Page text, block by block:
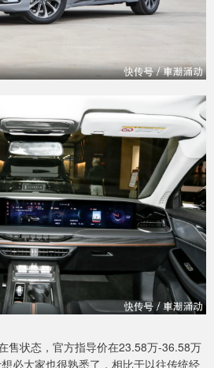
售状态，官方指导价在23.58万-36.58万
必大家也很熟悉了，相比于以往传统经